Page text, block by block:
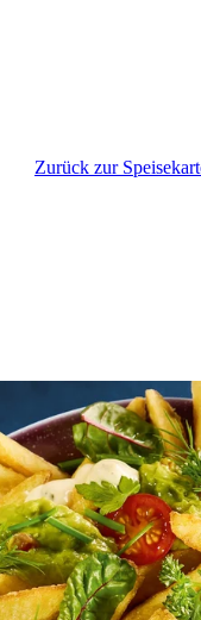
Zurück zur